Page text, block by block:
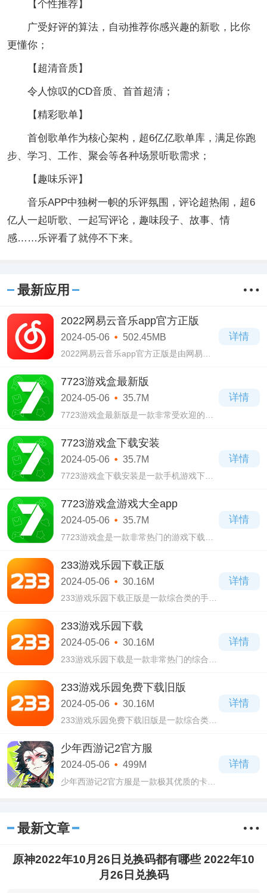
【个性推荐】
广受好评的算法，自动推荐你感兴趣的新歌，比你
更懂你；
【超清音质】
令人惊叹的CD音质、首首超清；
【精彩歌单】
首创歌单作为核心架构，超6亿亿歌单库，满足你跑
步、学习、工作、聚会等各种场景听歌需求；
【趣味乐评】
音乐APP中独树一帜的乐评氛围，评论超热闹，超6
亿人一起听歌、一起写评论，趣味段子、故事、情
感……乐评看了就停不下来。
最新应用
2022网易云音乐app官方正版
2024-05-06 502.45MB
2022网易云音乐app官方正版是由网易云
在2022网易云音乐app官方正版中拥有着
超6亿歌单的歌单，各种著名的音乐人、
DJ、明星们的歌
详情
7723游戏盒最新版
2024-05-06 35.7M
7723游戏盒最新版是一款非常受欢迎的手
版这个平台当中我们可以看到很多有趣的
小游戏，在平台当中有专业的游戏编辑为
你每日精
详情
7723游戏盒下载安装
2024-05-06 35.7M
7723游戏盒下载安装是一款手机游戏下载
件当中你可以免费下载所有的手机游戏，
还能在社区与网友进行互动交流，在这
里，你不再
详情
7723游戏盒游戏大全app
2024-05-06 35.7M
7723游戏盒是一款非常热门的游戏下载平
送你vip3，还有上千款的无限金币游戏，充
值之后金币还能翻倍哦，在里面的百万游
详情
233游戏乐园下载正版
2024-05-06 30.16M
233游戏乐园下载正版是一款综合类的手机
款应用当中，系统贴心地使用了大数据的
功能，精准为你定位你感兴趣的游戏，为
你推荐
详情
233游戏乐园下载
2024-05-06 30.16M
233游戏乐园下载是一款非常热门的综合类
看到海量国内外经典热门的小游戏，所有
类型应有尽有，这里有精彩的关于游戏的
短视频
详情
233游戏乐园免费下载旧版
2024-05-06 30.16M
233游戏乐园免费下载旧版是一款综合类的
版这里你可以玩到多种多样的游戏，无论
是飞行射击、模拟经营、沙盒类、角色扮
演类游
详情
少年西游记2官方服
2024-05-06 499M
少年西游记2官方服是一款极其优质的卡牌
饰，自
详情
最新文章
原神2022年10月26日兑换码都有哪些 2022年10
月26日兑换码